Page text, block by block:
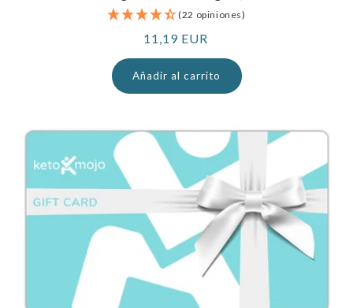
(22 opiniones)
Precio
normal
11,19 EUR
Añadir al carrito